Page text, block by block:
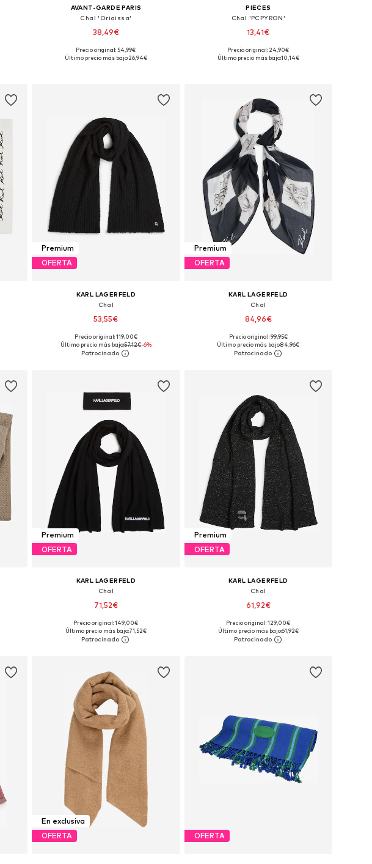
AVANT-GARDE PARIS
Chal 'Oriaissa'
38,49€
Tallas disponibles: One Size
Precio original: 54,99€
Último precio más bajo:26,94€
PIECES
Chal 'PCPYRON'
13,41€
+2
Tallas disponibles: One Size
Precio original: 24,90€
Último precio más bajo:10,14€
Premium
OFERTA
KARL LAGERFELD
Chal
53,55€
Tallas disponibles: One Size
Añadir a la cesta
Precio original: 119,00€
Último precio más bajo:57,12€-6%
Premium
OFERTA
KARL LAGERFELD
Chal
84,96€
Tallas disponibles: One Size
Añadir a la cesta
Precio original: 99,95€
Último precio más bajo:84,96€
Premium
OFERTA
KARL LAGERFELD
Chal
71,52€
Tallas disponibles: One Size
Añadir a la cesta
Precio original: 149,00€
Último precio más bajo:71,52€
Premium
OFERTA
KARL LAGERFELD
Chal
61,92€
Tallas disponibles: One Size
Añadir a la cesta
Precio original: 129,00€
Último precio más bajo:61,92€
En exclusiva
OFERTA
OFERTA